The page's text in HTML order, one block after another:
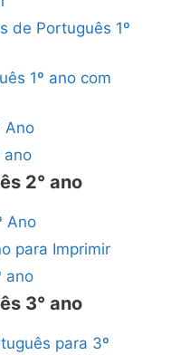
de Português 1º
1º ano com
Ano
ano
2° ano
Ano
para Imprimir
ano
3° ano
para 3º